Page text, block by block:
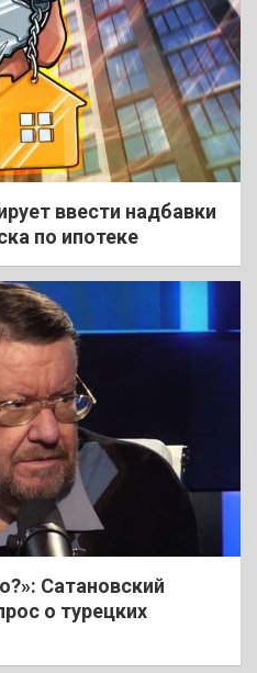
ввести надбавки
по ипотеке
Сатановский
о турецких